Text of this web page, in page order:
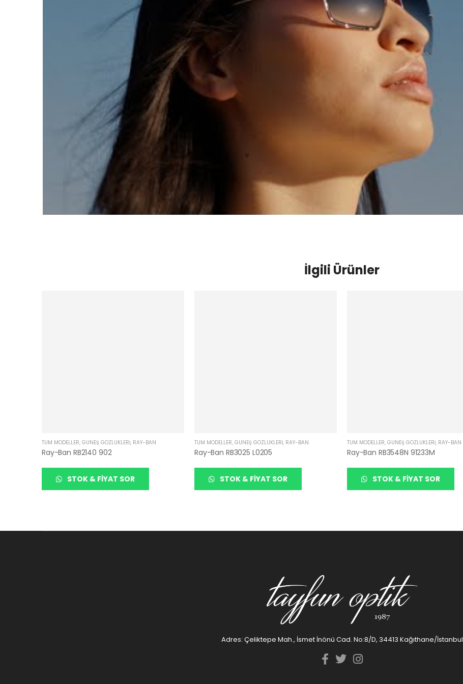
İlgili Ürünler
TÜM MODELLER, GÜNEŞ GÖZLÜKLERI, RAY-BAN
Ray-Ban RB2140 902
STOK & FIYAT SOR
TÜM MODELLER, GÜNEŞ GÖZLÜKLERI, RAY-BAN
Ray-Ban RB3025 L0205
STOK & FIYAT SOR
TÜM MODELLER, GÜNEŞ GÖZLÜKLERI, RAY-BAN
Ray-Ban RB3548N 91233M
STOK & FIYAT SOR
Adres: Çeliktepe Mah., İsmet İnönü Cad. No:8/D, 34413 Kağıthane/İstanbul